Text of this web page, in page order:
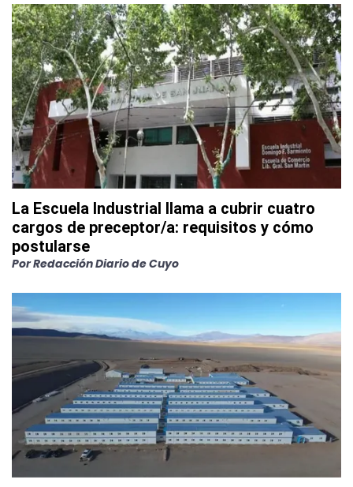
La Escuela Industrial llama a cubrir cuatro
cargos de preceptor/a: requisitos y cómo
postularse
PorRedacción Diario de Cuyo